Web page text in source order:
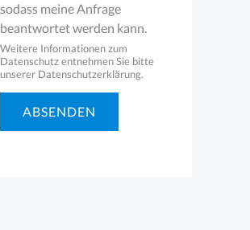
sodass meine Anfrage
beantwortet werden kann.
Weitere Informationen zum
Datenschutz entnehmen Sie bitte
unserer Datenschutzerklärung.
ABSENDEN